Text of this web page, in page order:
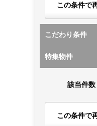
この条件で
こだわり条件
特集物件
該当件数
この条件で